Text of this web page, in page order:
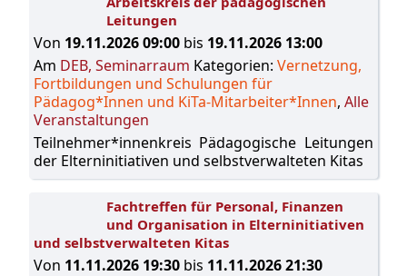
Leitungen
Von 19.11.2026 09:00 bis 19.11.2026 13:00
Am DEB, Seminarraum Kategorien: Vernetzung,
Fortbildungen und Schulungen für
Pädagog*Innen und KiTa-Mitarbeiter*Innen, Alle
Veranstaltungen
Teilnehmer*innenkreis Pädagogische Leitungen
der Elterninitiativen und selbstverwalteten Kitas
Fachtreffen für Personal, Finanzen
und Organisation in Elterninitiativen
und selbstverwalteten Kitas
Von 11.11.2026 19:30 bis 11.11.2026 21:30